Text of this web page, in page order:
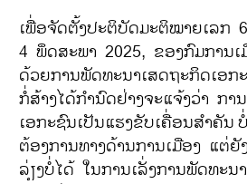
ເພື່ອຈັດຕັ້ງປະຕິບັດມະຕິໝາຍເລກ
4 ພຶດສະພາ 2025, ຂອງກົມການເ
ດ້ວຍການພັດທະນາເສດຖະກິດເອກ
ກໍ່ສ້າງໄດ້ກຳນົດຢ່າງຈະແຈ້ງວ່າ ກາ
ເອກະຊົນເປັນແຮງຂັບເຄື່ອນສຳຄັນ
ຕ້ອງການທາງດ້ານການເມືອງ ແຕ່ຍັ
ລ່ຽງບໍ່ໄດ້ ໃນການເລັ່ງການພັດທະ